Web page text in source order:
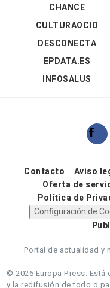
CHANCE
CULTURAOCIO
DESCONECTA
EPDATA.ES
INFOSALUS
Contacto Aviso
Oferta de
Política de
Configuración de
Portal de actualidad y
© 2026 Europa Press. Está
y la redifusión de todo o